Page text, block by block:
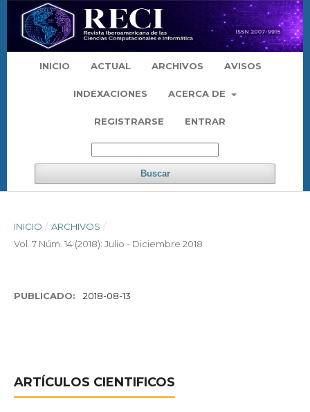
INICIO ACTUAL ARCHIVOS AVISOS
INDEXACIONES ACERCA DE
REGISTRARSE ENTRAR
Buscar
INICIO / ARCHIVOS /
Vol. 7 Núm. 14 (2018): Julio - Diciembre 2018
PUBLICADO: 2018-08-13
ARTÍCULOS CIENTIFICOS